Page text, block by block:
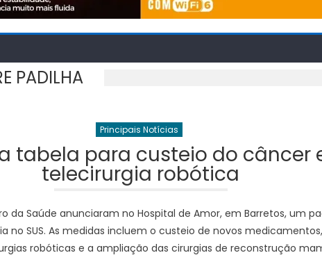
PADILHA
Principais Notícias
tabela para custeio do câncer
telecirurgia robótica
da Saúde anunciaram no Hospital de Amor, em Barretos, um
no SUS. As medidas incluem o custeio de novos
robóticas e a ampliação das cirurgias de reconstrução